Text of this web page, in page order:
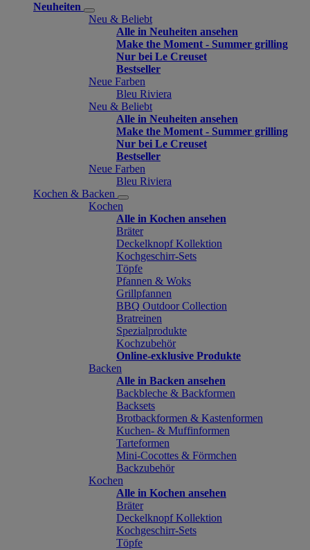
Neuheiten
Neu & Beliebt
Alle in Neuheiten ansehen
Make the Moment - Summer grilling
Nur bei Le Creuset
Bestseller
Neue Farben
Bleu Riviera
Neu & Beliebt
Alle in Neuheiten ansehen
Make the Moment - Summer grilling
Nur bei Le Creuset
Bestseller
Neue Farben
Bleu Riviera
Kochen & Backen
Kochen
Alle in Kochen ansehen
Bräter
Deckelknopf Kollektion
Kochgeschirr-Sets
Töpfe
Pfannen & Woks
Grillpfannen
BBQ Outdoor Collection
Bratreinen
Spezialprodukte
Kochzubehör
Online-exklusive Produkte
Backen
Alle in Backen ansehen
Backbleche & Backformen
Backsets
Brotbackformen & Kastenformen
Kuchen- & Muffinformen
Tarteformen
Mini-Cocottes & Förmchen
Backzubehör
Kochen
Alle in Kochen ansehen
Bräter
Deckelknopf Kollektion
Kochgeschirr-Sets
Töpfe